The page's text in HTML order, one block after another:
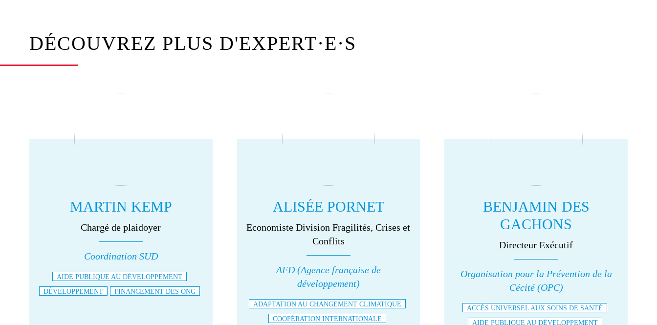
DÉCOUVREZ PLUS D'EXPERT·E·S
MARTIN KEMP
Chargé de plaidoyer
Coordination SUD
AIDE PUBLIQUE AU DÉVELOPPEMENT
DÉVELOPPEMENT
FINANCEMENT DES ONG
ALISÉE PORNET
Economiste Division Fragilités, Crises et
Conflits
AFD (Agence française de
développement)
ADAPTATION AU CHANGEMENT CLIMATIQUE
COOPÉRATION INTERNATIONALE
BENJAMIN DES
GACHONS
Directeur Exécutif
Organisation pour la Prévention de la
Cécité (OPC)
ACCÈS UNIVERSEL AUX SOINS DE SANTÉ
AIDE PUBLIQUE AU DÉVELOPPEMENT